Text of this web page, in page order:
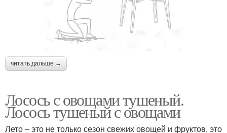
читать дальше →
Лосось с овощами тушеный.
Лосось тушеный с овощами
Лето – это не только сезон свежих овощей и фруктов, это